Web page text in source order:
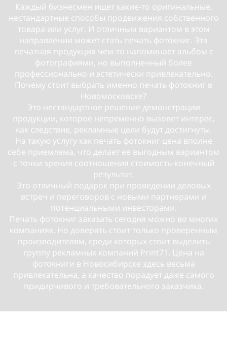
Каждый бизнесмен ищет какие-то оригинальные,
нестандартные способы продвижения собственного
товара или услуг. И отличным вариантом в этом
направлении может стать печать фотокниг. Эта
печатная продукция чем-то напоминает альбом с
фотографиями, но выполненный более
профессионально и эстетически привлекательно.
Почему стоит выбрать именно печать фотокниг в
Новомосковске?
Это нестандартное решение демонстрации
продукции, которое непременно вызовет интерес,
как следствие, рекламные цели будут достигнуты.
На такую услугу как печать фотокниг цена вполне
себе приемлема, что делает ее выгодным вариантом
с точки зрения соотношения стоимость-конечный
результат.
Это отличный подарок при проведении деловых
встреч и переговоров с новыми партнерами и
потенциальными инвесторами.
Печать фотокниг заказать сегодня можно во многих
компаниях. Но доверять стоит только проверенным
производителям, среди которых стоит выделить
группу рекламных компаний Print71. Цена на
фотокниги в Новосибирске здесь весьма
привлекательна, а качество порадует даже самого
придирчивого и требовательного заказчика.